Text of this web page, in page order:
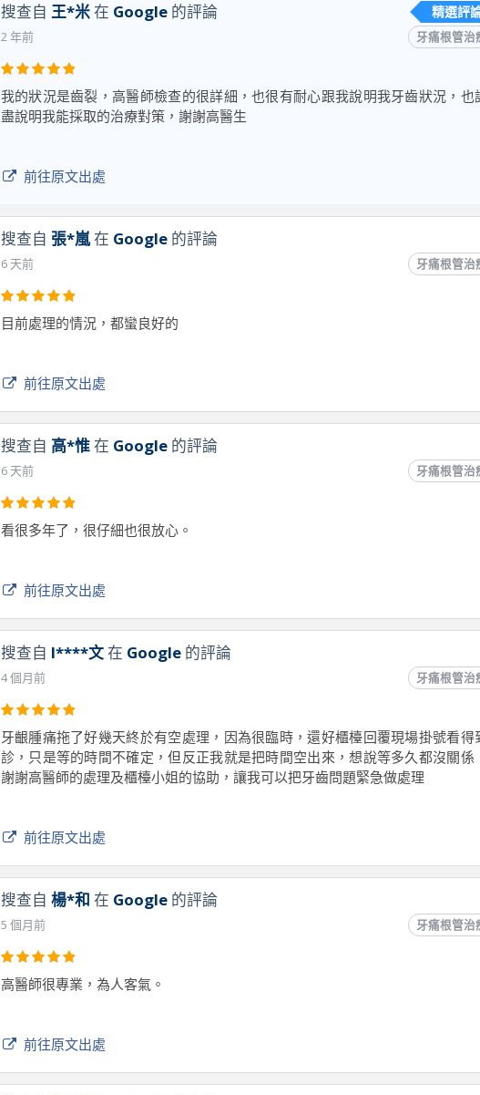
搜查自 王*米在 Google的評論 精選評
2 年前 牙痛根管治
我的狀況是齒裂，高醫師檢查的很詳細，也很有耐心跟我說明我牙齒狀況，也
盡說明我能採取的治療對策，謝謝高醫生
前往原文出處
搜查自 張*嵐在 Google的評論
6 天前 牙痛根管治
目前處理的情況，都蠻良好的
前往原文出處
搜查自 高*惟在 Google的評論
6 天前 牙痛根管治
看很多年了，很仔細也很放心。
前往原文出處
搜查自 I****文在 Google的評論
4 個月前 牙痛根管治
牙齦腫痛拖了好幾天終於有空處理，因為很臨時，還好櫃檯回覆現場掛號看得
診，只是等的時間不確定，但反正我就是把時間空出來，想說等多久都沒關係
謝謝高醫師的處理及櫃檯小姐的協助，讓我可以把牙齒問題緊急做處理
前往原文出處
搜查自 楊*和 在 Google的評論
5 個月前 牙痛根管治
高醫師很專業，為人客氣。
前往原文出處